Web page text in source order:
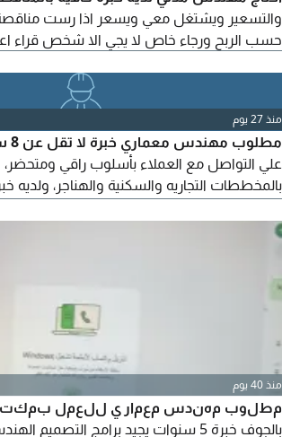
والتسعير ويشتغل معي ويسعر اذا رست مناقصة
حسب الربح ورجاء خاص لا يجي الا شخص قراء
منذ 27 يوم
علي التواصل مع العملاء بأسلوب راقي
بالمخططات التجاريه والسكنية والهناجر، ولديه
منذ 40 يوم
مطلوب مهندس معمار ي للعمل
بالجوف خبرة 5 سنوات يجيد برامج التصميم